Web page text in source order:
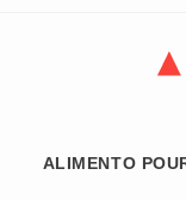
ALIMENTO